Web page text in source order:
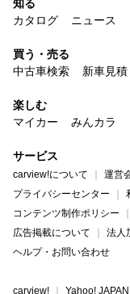
知る
カタログ
ニュース
買う・売る
中古車検索
新車見積
楽しむ
マイカー
みんカラ
サービス
carview!について 運営
プライバシーセンター
コンテンツ制作ポリシー
広告掲載について
法人
ヘルプ・お問い合わせ
carview! Yahoo! JAPAN